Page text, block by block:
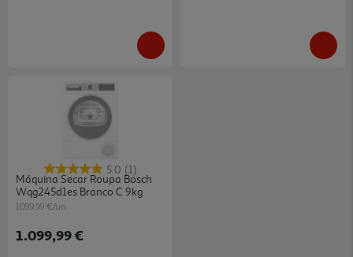
5.0 (1)
Máquina Secar Roupa Bosch
Wqg245d1es Branco C 9kg
1099.99 €/un
1.099,99 €